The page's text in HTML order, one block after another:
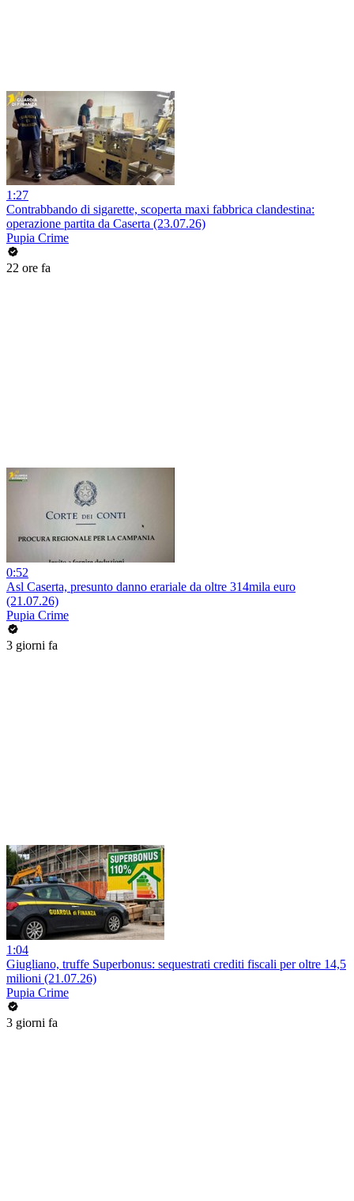
1:27
Contrabbando di sigarette, scoperta maxi fabbrica clandestina:
operazione partita da Caserta (23.07.26)
Pupia Crime
22 ore fa
0:52
Asl Caserta, presunto danno erariale da oltre 314mila euro
(21.07.26)
Pupia Crime
3 giorni fa
1:04
Giugliano, truffe Superbonus: sequestrati crediti fiscali per oltre 14,5
milioni (21.07.26)
Pupia Crime
3 giorni fa